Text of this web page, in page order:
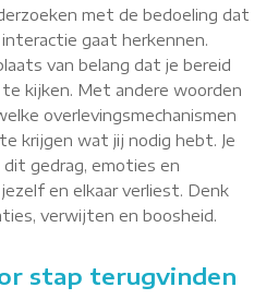
met de bedoeling dat
gaat herkennen.
van belang dat je bereid
kijken. Met andere woorden
overlevingsmechanismen
krijgen wat jij nodig hebt. Je
gedrag, emoties en
en elkaar verliest. Denk
verwijten en boosheid.
stap terugvinden